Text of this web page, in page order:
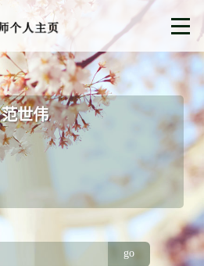
范世伟
go